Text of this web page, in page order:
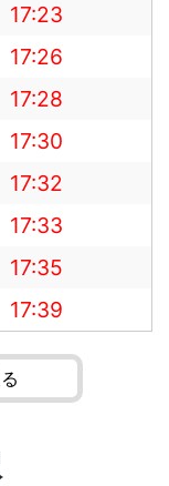
17:23
17:26
17:28
17:30
17:32
17:33
17:35
17:39